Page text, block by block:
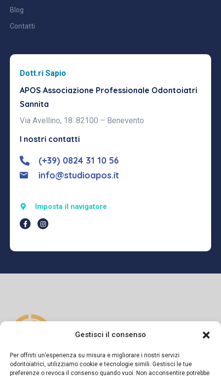
Gestisci il consenso
Per offrirti un’esperienza su misura e migliorare i nostri servizi
odontoiatrici, utilizziamo cookie e tecnologie simili. Gestisci le tue
preferenze o revoca il consenso quando vuoi. Non acconsentire potrebbe
Blog
Contatti
Dott.ri Sapio
APOS Associazione Professionale Odontoiatri
Sannita
Via Avellino, 18. 82100 – Benevento
I nostri contatti
(+39) 0824 31 10 56
info@studioapos.it
Imposta il navigatore